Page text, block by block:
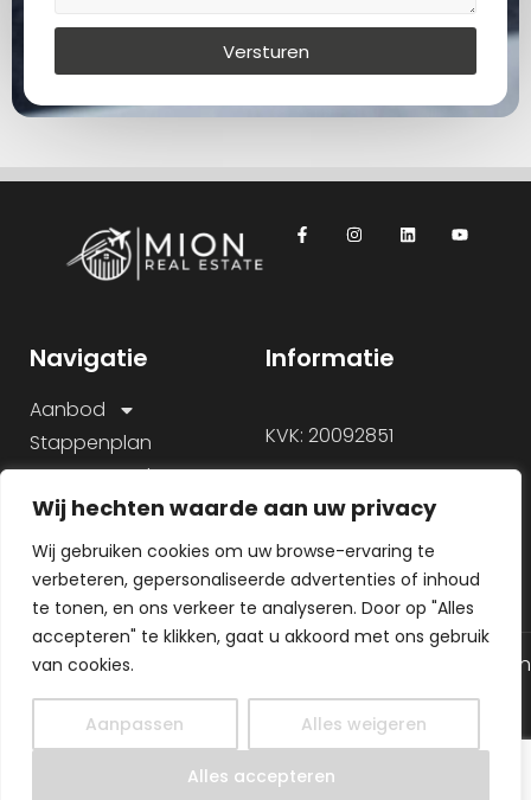
Wij hechten waarde aan uw privacy
Wij gebruiken cookies om uw browse-ervaring te
verbeteren, gepersonaliseerde advertenties of inhoud
te tonen, en ons verkeer te analyseren. Door op "Alles
accepteren" te klikken, gaat u akkoord met ons gebruik
van cookies.
Aanpassen Alles weigeren
Alles accepteren
Versturen
Navigatie
Aanbod
Stappenplan
Onze aanpak
Over ons
Veelgestelde vragen
Informatie
KVK: 20092851
© 2026 Alle rechten gereserveerd
Algemene voorwaarden
Privacy Policy
Gemaakt door
MHS Media